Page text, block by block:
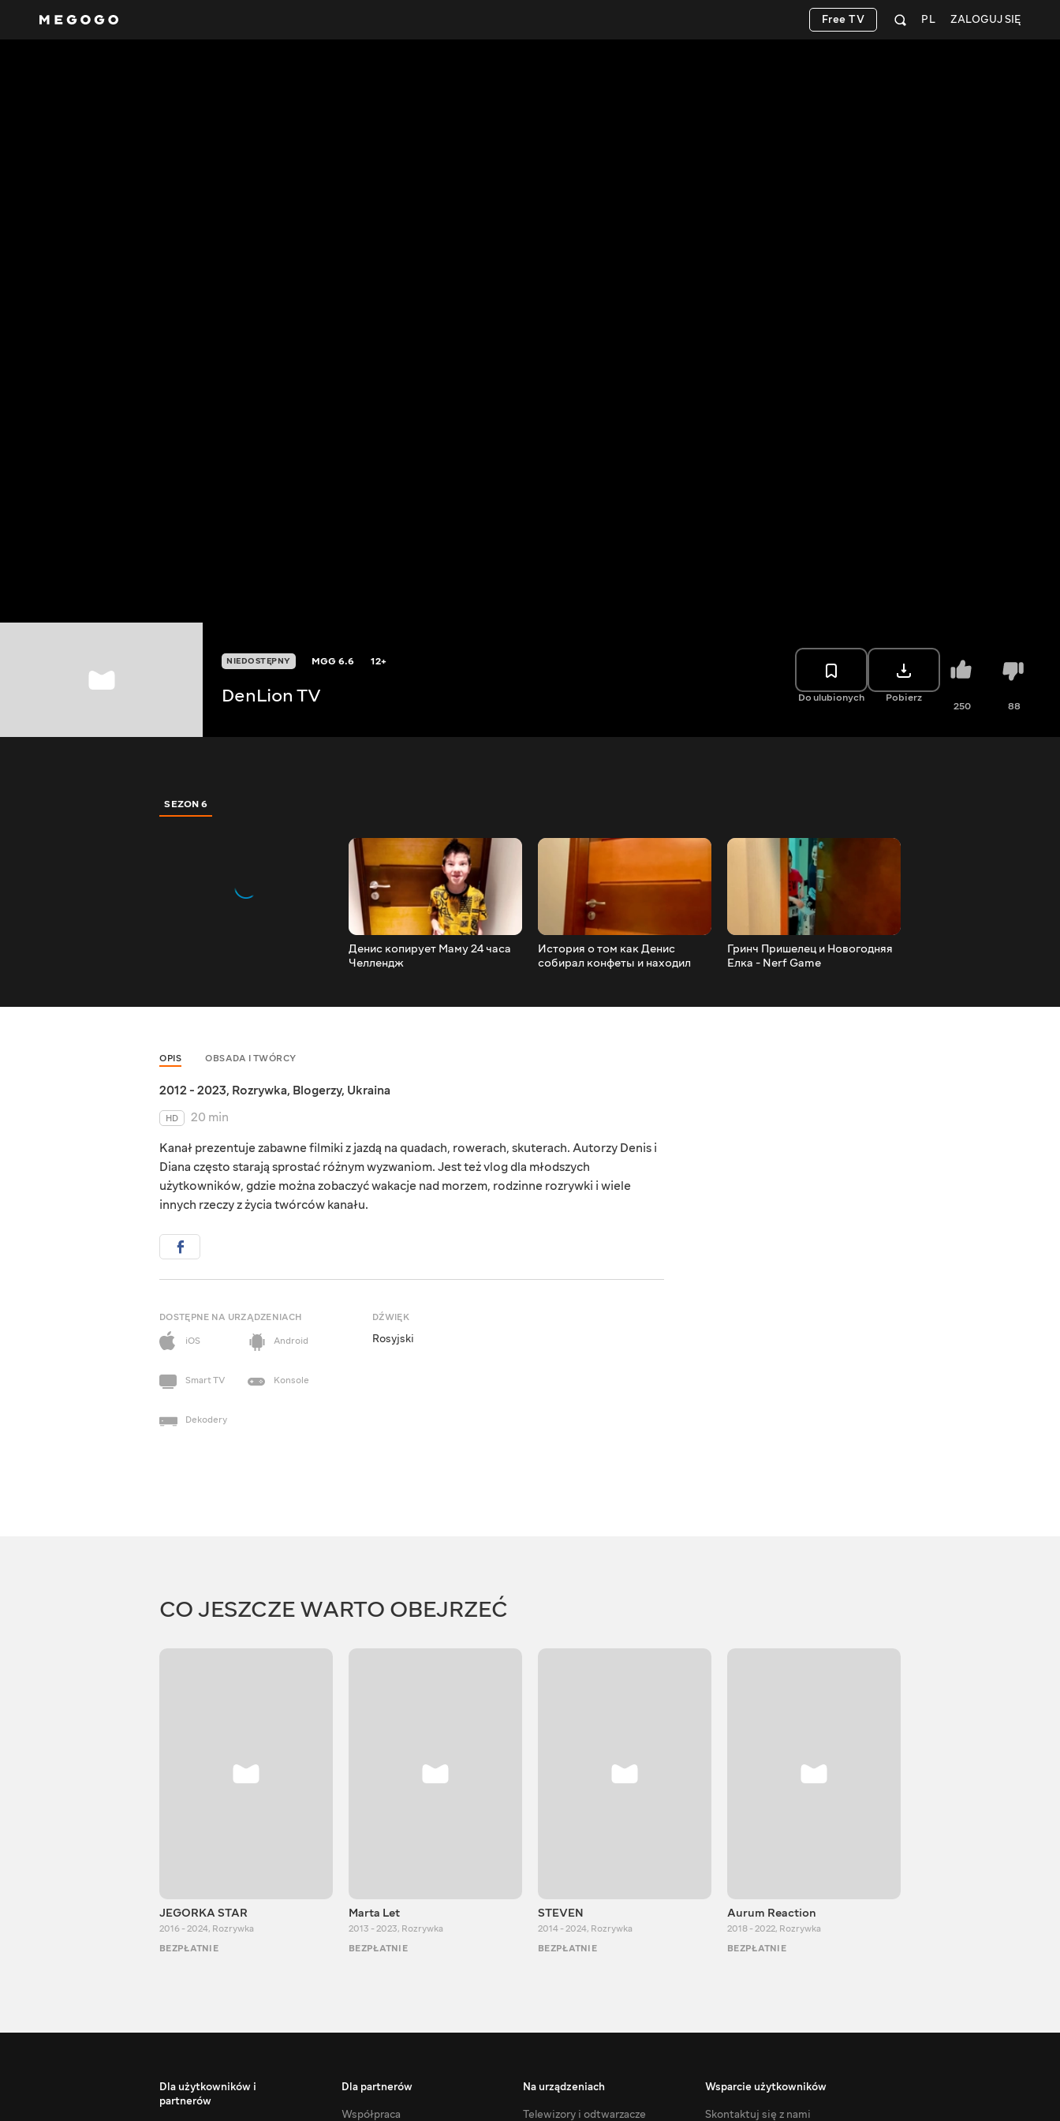
ZALOGUJ SIĘ
PL
Free TV
NIEDOSTĘPNY MGG6.6 12+
DenLion TV Do ulubionych Pobierz
250 88
SEZON 6
Денис копирует Маму 24 часа
Челлендж
История о том как Денис
собирал конфеты и находил
Гринч Пришелец и Новогодняя
Елка - Nerf Game
OPIS OBSADA I TWÓRCY
2012 - 2023, Rozrywka, Blogerzy, Ukraina
HD
20 min
Kanał prezentuje zabawne filmiki z jazdą na quadach, rowerach, skuterach. Autorzy Denis i
Diana często starają sprostać różnym wyzwaniom. Jest też vlog dla młodszych
użytkowników, gdzie można zobaczyć wakacje nad morzem, rodzinne rozrywki i wiele
innych rzeczy z życia twórców kanału.
DOSTĘPNE NA URZĄDZENIACH
iOS
Android
Smart TV Konsole
Dekodery
DŹWIĘK
Rosyjski
CO JESZCZE WARTO OBEJRZEĆ
JEGORKA STAR
2016 - 2024, Rozrywka
BEZPŁATNIE
Marta Let
2013 - 2023, Rozrywka
BEZPŁATNIE
STEVEN
2014 - 2024, Rozrywka
BEZPŁATNIE
Aurum Reaction
2018 - 2022, Rozrywka
BEZPŁATNIE
Dla użytkowników i
partnerów
Dla partnerów
Współpraca
Na urządzeniach
Telewizory i odtwarzacze
Wsparcie użytkowników
Skontaktuj się z nami